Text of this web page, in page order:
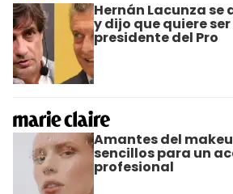
Hernán Lacunza
y dijo que quiere
presidente del Pro
Amantes del
sencillos para un
profesional